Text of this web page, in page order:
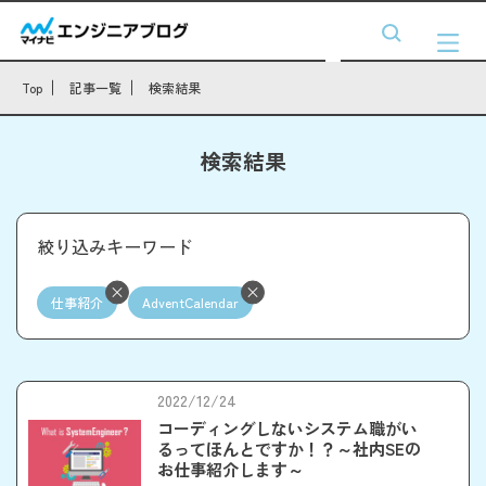
Top 記事一覧 検索結果
検索結果
絞り込みキーワード
仕事紹介 AdventCalendar
2022/12/24
コーディングしないシステム職がい
るってほんとですか！？～社内SEの
お仕事紹介します～